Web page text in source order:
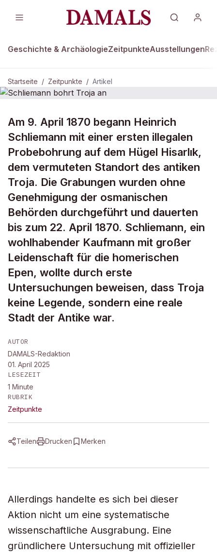
Geschichte & ArchäologieZeitpunkteAusstellungen
Startseite / Zeitpunkte / Artikel
Schliemann bohrt Troja an
Am 9. April 1870 begann Heinrich
Schliemann mit einer ersten illegalen
Probebohrung auf dem Hügel Hisarlık,
dem vermuteten Standort des antiken
Troja. Die Grabungen wurden ohne
Genehmigung der osmanischen
Behörden durchgeführt und dauerten
bis zum 22. April 1870. Schliemann, ein
wohlhabender Kaufmann mit großer
Leidenschaft für die homerischen
Epen, wollte durch erste
Untersuchungen beweisen, dass Troja
keine Legende, sondern eine reale
Stadt der Antike war.
AUTOR
DAMALS-Redaktion
01. April 2025
LESEZEIT
1 Minute
RUBRIK
Zeitpunkte
Teilen Drucken Merken
Allerdings handelte es sich bei dieser
Aktion nicht um eine systematische
wissenschaftliche Ausgrabung. Eine
gründlichere Untersuchung mit offizieller